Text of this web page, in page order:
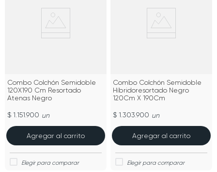
Combo Colchón Semidoble
120X190 Cm Resortado
Atenas Negro
$ 1.151.900 un
Agregar al carrito
Combo Colchón Semidoble
Híbridoresortado Negro
120Cm X 190Cm
$ 1.303.900 un
Agregar al carrito